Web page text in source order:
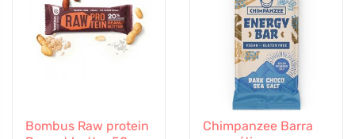
Bombus Raw protein
Chimpanzee Barra